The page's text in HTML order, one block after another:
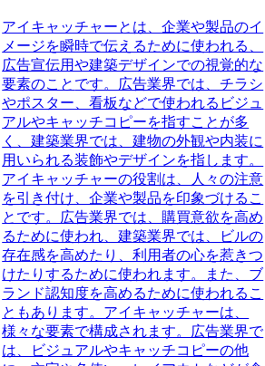
アイキャッチャーとは、企業や製品のイ
メージを瞬時で伝えるために使われる、
広告宣伝用や建築デザインでの視覚的な
要素のこと です。広告業界では、チラシ
やポスター、看板などで使われるビジュ
アルやキャッチコピーを指すことが多
く、建築業界では、建物の外観や内装に
用いられる装飾やデザインを指します。
アイキャッチャーの役割は、人々の注意
を引き付け、企業や製品を印象づけるこ
とです。広告業界では、購買意欲を高め
るために使われ、建築業界では、ビルの
存在感を高めたり、利用者の心を惹きつ
けたりするために使われます。また、ブ
ランド認知度を高めるために使われるこ
ともあります。アイキャッチャーは、
様々な要素で構成されます。広告業界で
は、ビジュアルやキャッチコピーの他